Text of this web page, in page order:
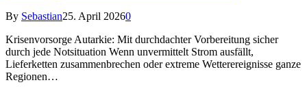
By Sebastian25. April 20260
Krisenvorsorge Autarkie: Mit durchdachter Vorbereitung sicher
durch jede Notsituation Wenn unvermittelt Strom ausfällt,
Lieferketten zusammenbrechen oder extreme Wetterereignisse ganze
Regionen…